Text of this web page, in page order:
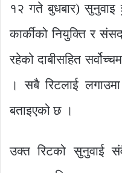
१२ गते बुधबार) सुनुवाइ
कार्कीको नियुक्ति र
रहेको दाबीसहित
। सबै रिटलाई लगाउमा
बताइएको छ ।
उक्त रिटको सुनुवाई